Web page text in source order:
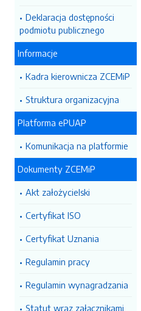
Deklaracja dostępności
podmiotu publicznego
Informacje
Kadra kierownicza ZCEMiP
Struktura organizacyjna
Platforma ePUAP
Komunikacja na platformie
Dokumenty ZCEMiP
Akt założycielski
Certyfikat ISO
Certyfikat Uznania
Regulamin pracy
Regulamin wynagradzania
Statut wraz załącznikami